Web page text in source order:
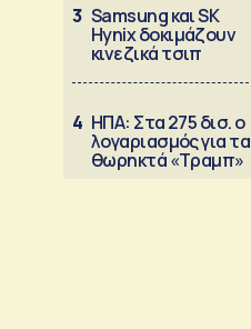
3 Samsung και SK
Hynix δοκιμάζουν
κινεζικά τσιπ
4 ΗΠΑ: Στα 275 δισ. ο
λογαριασμός για τα
θωρηκτά «Τραμπ»